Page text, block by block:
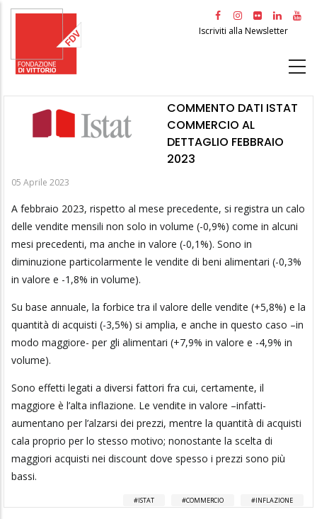
Salta
principale
Iscriviti alla Newsletter
COMMENTO DATI ISTAT
COMMERCIO AL
DETTAGLIO FEBBRAIO
2023
05 Aprile 2023
A febbraio 2023, rispetto al mese precedente, si registra un calo
delle vendite mensili non solo in volume (-0,9%) come in alcuni
mesi precedenti, ma anche in valore (-0,1%). Sono in
diminuzione particolarmente le vendite di beni alimentari (-0,3%
in valore e -1,8% in volume).
Su base annuale, la forbice tra il valore delle vendite (+5,8%) e la
quantità di acquisti (-3,5%) si amplia, e anche in questo caso –in
modo maggiore- per gli alimentari (+7,9% in valore e -4,9% in
volume).
Sono effetti legati a diversi fattori fra cui, certamente, il
maggiore è l’alta inflazione. Le vendite in valore –infatti-
aumentano per l’alzarsi dei prezzi, mentre la quantità di acquisti
cala proprio per lo stesso motivo; nonostante la scelta di
maggiori acquisti nei discount dove spesso i prezzi sono più
bassi.
ISTAT COMMERCIO INFLAZIONE